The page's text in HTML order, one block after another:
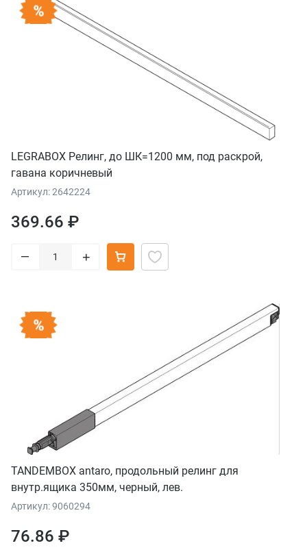
LEGRABOX Релинг, до ШК=1200 мм, под раскрой,
гавана коричневый
Артикул: 2642224
369.66 ₽
– +
TANDEMBOX antaro, продольный релинг для
внутр.ящика 350мм, черный, лев.
Артикул: 9060294
76.86 ₽